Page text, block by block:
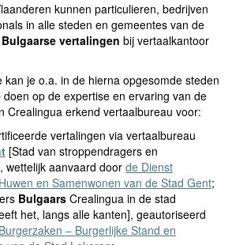
kunnen particulieren, bedrijven
in alle steden en gemeentes van de
Bulgaarse vertalingen bij vertaalkantoor
kan je o.a. in de hierna opgesomde steden
op de expertise en ervaring van de
Crealingua erkend vertaalbureau voor:
vertalingen via vertaalbureau
[Stad van stroppendragers en
wettelijk aanvaard door de Dienst
en Samenwonen van de Stad Gent;
Bulgaars Crealingua in de stad
het, langs alle kanten], geautoriseerd
– Burgerlijke Stand en